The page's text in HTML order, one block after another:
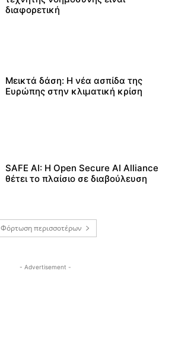
διαφορετική
Μεικτά δάση: Η νέα ασπίδα της
Ευρώπης στην κλιματική κρίση
SAFE AI: Η Open Secure AI Alliance
θέτει το πλαίσιο σε διαβούλευση
Φόρτωση περισσοτέρων
- Advertisement -